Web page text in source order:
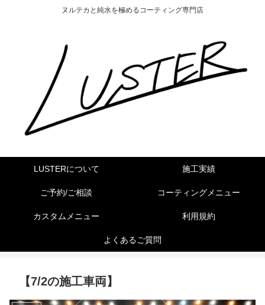
ヌルテカと純水を極めるコーティング専門店
LUSTERについて 施工実績
ご予約/ご相談 コーティングメニュー
カスタムメニュー 利用規約
よくあるご質問
【7/2の施工車両】